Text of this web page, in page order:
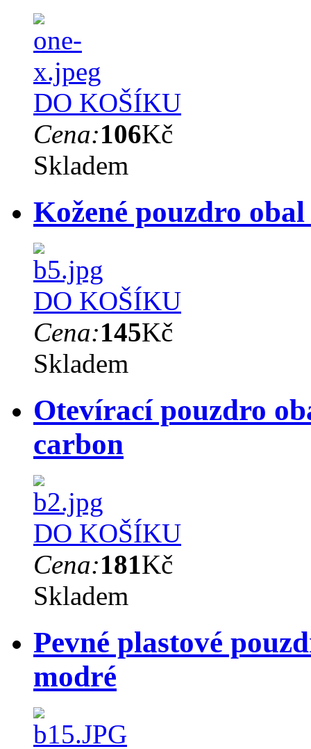
DO KOŠÍKU
Cena:106Kč
Skladem
Kožené pouzdro
DO KOŠÍKU
Cena:145Kč
Skladem
Otevírací pouzdro
carbon
DO KOŠÍKU
Cena:181Kč
Skladem
Pevné plastové
modré